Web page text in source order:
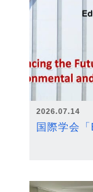
2026.07.14
国際学会